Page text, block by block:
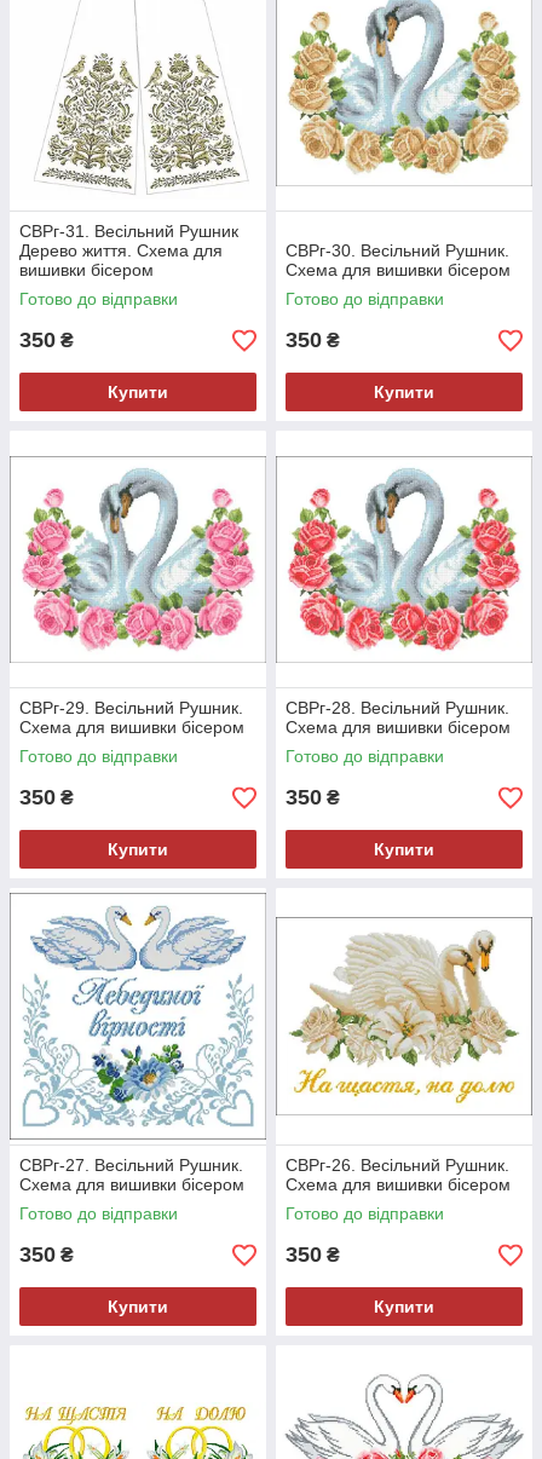
СВРг-31. Весільний Рушник
Дерево життя. Схема для
вишивки бісером
Готово до відправки
350 ₴
Купити
СВРг-30. Весільний Рушник.
Схема для вишивки бісером
Готово до відправки
350 ₴
Купити
СВРг-29. Весільний Рушник.
Схема для вишивки бісером
Готово до відправки
350 ₴
Купити
СВРг-28. Весільний Рушник.
Схема для вишивки бісером
Готово до відправки
350 ₴
Купити
СВРг-27. Весільний Рушник.
Схема для вишивки бісером
Готово до відправки
350 ₴
Купити
СВРг-26. Весільний Рушник.
Схема для вишивки бісером
Готово до відправки
350 ₴
Купити